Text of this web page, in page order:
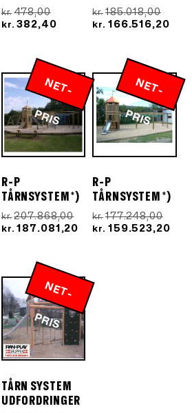
kr. 478,00Den
oprindelige
kr.478,00.
kr. 382,40Den
kr.382,40.
kr. 185.018,00Den
kr. 166.516,20Den
N
E
T
-
P
R
IS
R-P
TÅRNSYSTEM *)
kr. 207.868,00Den
oprindelige
kr. 187.081,20 Den
kr.187.081,20.
N
E
T
-
P
R
IS
R-P
TÅRNSYSTEM *)
kr. 177.248,00Den
kr. 159.523,20Den
N
E
T
-
P
R
IS
TÅRN SYSTEM
UDFORDRINGER